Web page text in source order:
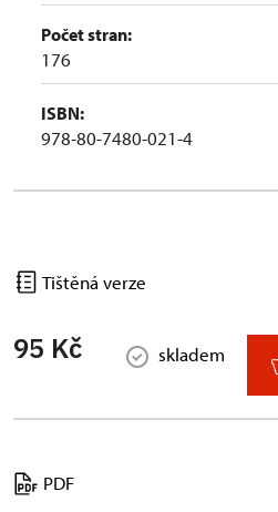
Počet stran:
176
ISBN:
978-80-7480-021-4
Tištěná verze
95 Kč skladem
PDF